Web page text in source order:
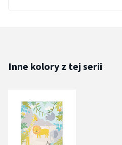
Inne kolory z tej serii